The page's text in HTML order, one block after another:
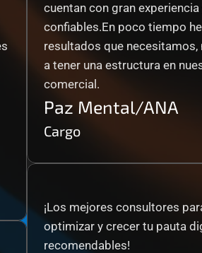
cuentan con gran
confiables.En poco tiempo
resultados que necesitamos,
a tener una estructura en
comercial.
Paz Mental/ANA
Cargo
¡Los mejores consultores
optimizar y crecer tu pauta
recomendables!